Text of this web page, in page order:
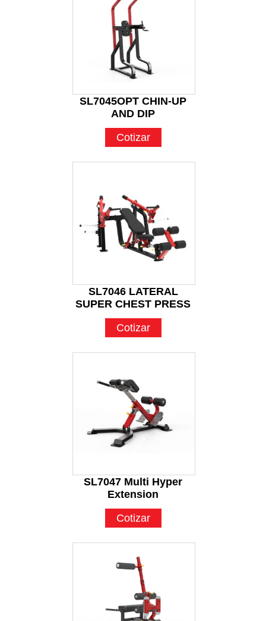
SL7045OPT CHIN-UP
AND DIP
Cotizar
SL7046 LATERAL
SUPER CHEST PRESS
Cotizar
SL7047 Multi Hyper
Extension
Cotizar